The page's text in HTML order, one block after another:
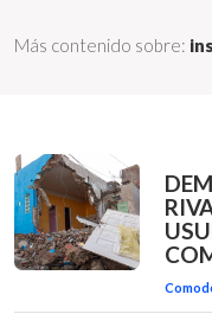
Más contenido sobre: